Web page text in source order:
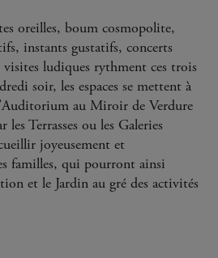
oreilles, boum cosmopolite,
instants gustatifs, concerts
visites ludiques rythment ces trois
soir, les espaces se mettent à
au Miroir de Verdure
les Terrasses ou les Galeries
joyeusement et
familles, qui pourront ainsi
et le Jardin au gré des activités